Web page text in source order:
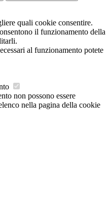
quali cookie consentire.
il funzionamento della
al funzionamento potete
non possono essere
nella pagina della cookie